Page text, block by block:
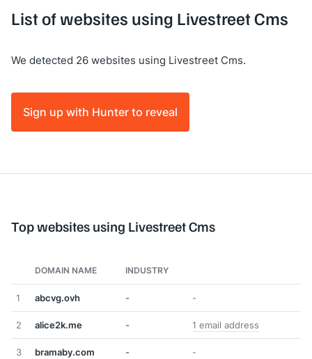
List of websites using Livestreet Cms
We detected 26 websites using Livestreet Cms.
Sign up with Hunter to reveal
Top websites using Livestreet Cms
DOMAIN NAME INDUSTRY
1 abcvg.ovh - -
2 alice2k.me - 1 email address
3 bramaby.com - -